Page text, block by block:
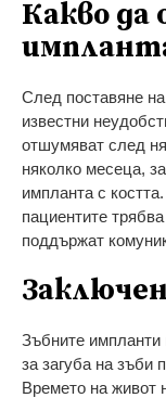
Какво да
След поставяне
известни
отшумяват след
няколко месеца,
импланта с
пациентите
поддържат
Зъбните импланти
за загуба на зъби
Времето на живот